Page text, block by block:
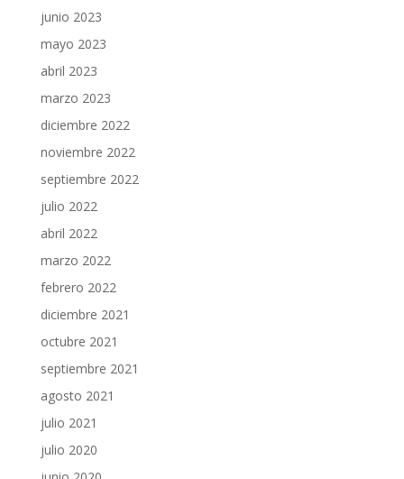
junio 2023
mayo 2023
abril 2023
marzo 2023
diciembre 2022
noviembre 2022
septiembre 2022
julio 2022
abril 2022
marzo 2022
febrero 2022
diciembre 2021
octubre 2021
septiembre 2021
agosto 2021
julio 2021
julio 2020